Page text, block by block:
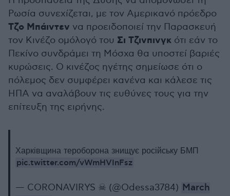
Ρωσία συνεχίζεται, με τον Αμερικανό πρόεδρο
Τζο Μπάιντεν να προειδοποιεί την Παρασκευή
τον Κινέζο ομόλογό του Σι Τζινπινγκ ότι εάν το
Πεκίνο συνδράμει τη Μόσχα θα υποστεί βαριές
κυρώσεις. Ο κινέζος ηγέτης σημείωσε ότι ο
πόλεμος δεν συμφέρει κανένα και κάλεσε τις
ΗΠΑ να αναλάβουν τις ευθύνες τους για την
επίτευξη της ειρήνης.
Харківщина тероборона знищує російську БМП
pic.twitter.com/vWmHVInFsz
— CORONAVIRYS ☠ (@Odessa3784) March